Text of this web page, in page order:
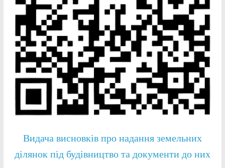
Видача висновків про надання земельних
ділянок під будівництво та документи до них